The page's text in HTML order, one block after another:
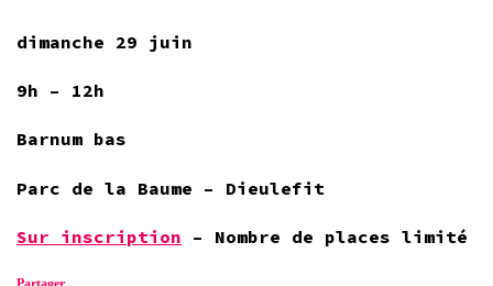
dimanche 29 juin
9h – 12h
Barnum bas
Parc de la Baume – Dieulefit
Sur inscription – Nombre de places limité